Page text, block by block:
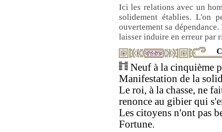
Ici les relations avec un
solidement établies. L'on
ouvertement sa
laisser induire en erreur par
Neuf à la cinquième
Manifestation de la
Le roi, à la chasse, ne
renonce au gibier qui
Les citoyens n'ont pas
Fortune.